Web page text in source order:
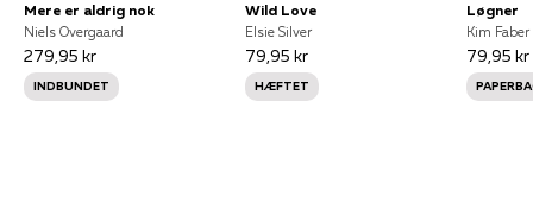
Mere er aldrig nok
Niels Overgaard
279,95 kr
INDBUNDET
Wild Love
Elsie Silver
79,95 kr
HÆFTET
Løgner
Kim
79,95 kr